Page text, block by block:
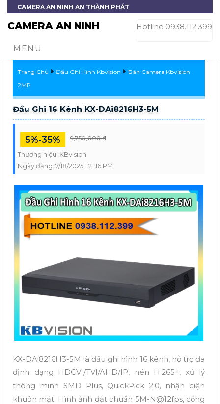
CAMERA AN NINH AN THÀNH PHÁT
CAMERA AN NINH Hotline 0938.112.399
MENU
Trang Chủ Đầu Ghi Hình Kbvision
Bán Camera Kbvision
2MP
Đầu Ghi 16 Kênh KX-DAi8216H3-5M
5%-35% 9,750,000 ₫
Thương hiệu: KBvision
Ngày đăng: 7/18/2025 1:21:16 PM
KX-DAi8216H3-5M là đầu ghi hình 16 kênh, hỗ trợ đa
định dạng HDCVI/TVI/AHD/IP, nén H.265+, xử lý
thông minh SMD Plus, QuickPick 2.0, nhận diện
khuôn mặt. Hình ảnh đạt chuẩn 5M-N@12fps, cổng